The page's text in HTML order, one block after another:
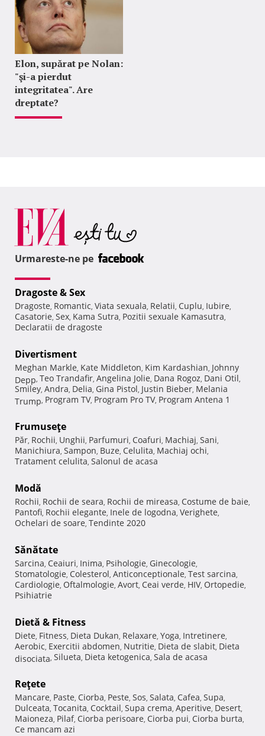
Elon, supărat pe Nolan:
"şi-a pierdut
integritatea". Are
dreptate?
Urmareste-ne pe
Dragoste & Sex
Dragoste, Romantic, Viata sexuala, Relatii, Cuplu, Iubire,
Casatorie, Sex, Kama Sutra, Pozitii sexuale Kamasutra,
Declaratii de dragoste
Divertisment
Meghan Markle, Kate Middleton, Kim Kardashian, Johnny
Depp, Teo Trandafir, Angelina Jolie, Dana Rogoz, Dani Otil,
Smiley, Andra, Delia, Gina Pistol, Justin Bieber, Melania
Trump, Program TV, Program Pro TV, Program Antena 1
Frumuseţe
Păr, Rochii, Unghii, Parfumuri, Coafuri, Machiaj, Sani,
Manichiura, Sampon, Buze, Celulita, Machiaj ochi,
Tratament celulita, Salonul de acasa
Modă
Rochii, Rochii de seara, Rochii de mireasa, Costume de baie,
Pantofi, Rochii elegante, Inele de logodna, Verighete,
Ochelari de soare, Tendinte 2020
Sănătate
Sarcina, Ceaiuri, Inima, Psihologie, Ginecologie,
Stomatologie, Colesterol, Anticonceptionale, Test sarcina,
Cardiologie, Oftalmologie, Avort, Ceai verde, HIV, Ortopedie,
Psihiatrie
Dietă & Fitness
Diete, Fitness, Dieta Dukan, Relaxare, Yoga, Intretinere,
Aerobic, Exercitii abdomen, Nutritie, Dieta de slabit, Dieta
disociata, Silueta, Dieta ketogenica, Sala de acasa
Reţete
Mancare, Paste, Ciorba, Peste, Sos, Salata, Cafea, Supa,
Dulceata, Tocanita, Cocktail, Supa crema, Aperitive, Desert,
Maioneza, Pilaf, Ciorba perisoare, Ciorba pui, Ciorba burta,
Ce mancam azi